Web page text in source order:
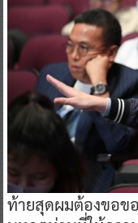
ท้ายสุดผมต้องขอ